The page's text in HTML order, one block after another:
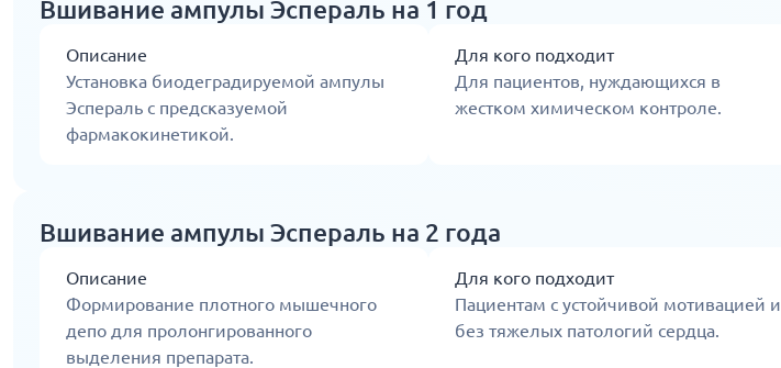
Вшивание ампулы Эспераль на 1 год
Описание
Установка биодеградируемой ампулы
Эспераль с предсказуемой
фармакокинетикой.
Для кого подходит
Для пациентов, нуждающихся в
жестком химическом контроле.
Вшивание ампулы Эспераль на 2 года
Описание
Формирование плотного мышечного
депо для пролонгированного
выделения препарата.
Для кого подходит
Пациентам с устойчивой мотивацией и
без тяжелых патологий сердца.